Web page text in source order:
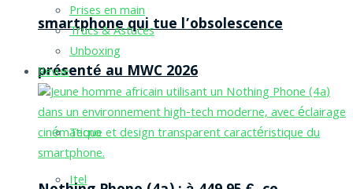
smartphone qui tue l’obsolescence
présenté au MWC 2026
Tecno
Itel
Prises en main
Trucs & Astuces
Unboxing
Revue